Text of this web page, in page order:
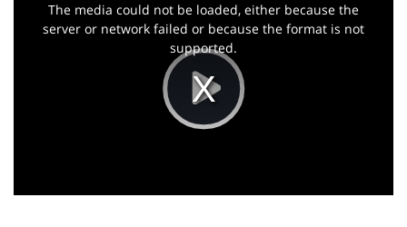
Play
The media could not be loaded, either because the
server or network failed or because the format is not
supported.